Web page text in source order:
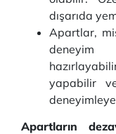
dışarıda
Apartlar,
deneyim
yapabilir
Apartların